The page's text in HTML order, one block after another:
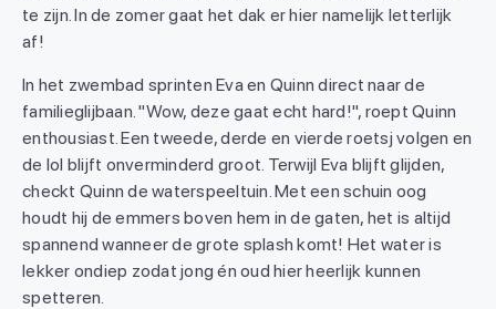
te zijn. In de zomer gaat het dak er hier namelijk letterlijk
af!
In het zwembad sprinten Eva en Quinn direct naar de
familieglijbaan. "Wow, deze gaat echt hard!", roept Quinn
enthousiast. Een tweede, derde en vierde roetsj volgen en
de lol blijft onverminderd groot. Terwijl Eva blijft glijden,
checkt Quinn de waterspeeltuin. Met een schuin oog
houdt hij de emmers boven hem in de gaten, het is altijd
spannend wanneer de grote splash komt! Het water is
lekker ondiep zodat jong én oud hier heerlijk kunnen
spetteren.